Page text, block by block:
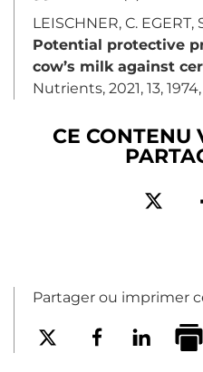
LEISCHNER, C. EGERT,
Potential protective
cow’s milk against
Nutrients, 2021, 13,
CE CONTENU
Partager ou imprimer